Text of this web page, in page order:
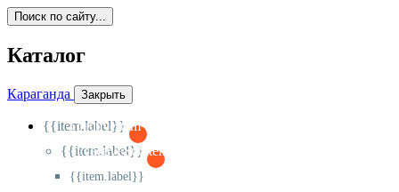
Поиск по сайту...
Каталог
Караганда Закрыть
{{item.label}}
{{activeItem==item.id?'-
{{item.label}}
{{activeSubitem==item.id?'-
{{item.label}}